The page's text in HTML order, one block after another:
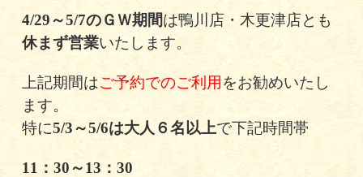
4/29～5/7のＧＷ期間は鴨川店・木更津店とも
休まず営業いたします。
上記期間はご予約でのご利用をお勧めいたし
ます。
特に5/3～5/6は大人６名以上で下記時間帯
11：30～13：30